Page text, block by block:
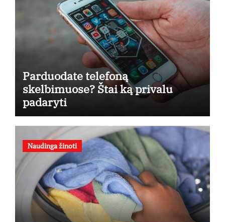
Parduodate telefoną
skelbimuose? Štai ką privalu
padaryti
Naudinga žinoti